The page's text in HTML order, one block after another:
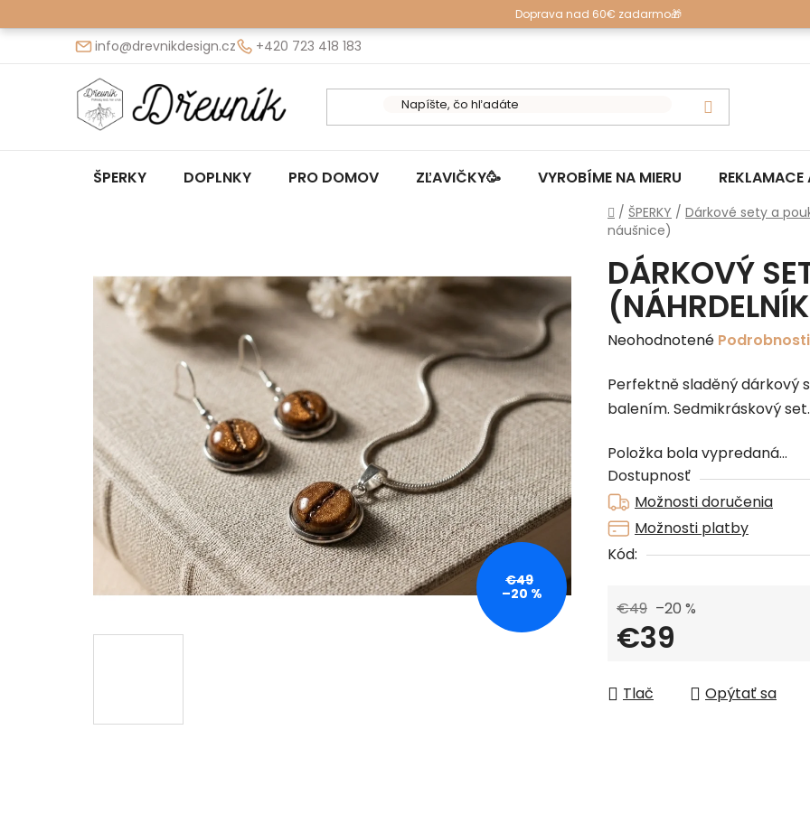
na
Doprava nad 60€ zadarmo🎁
info@drevnikdesign.cz +420 723 418 183
ŠPERKY DOPLNKY PRO DOMOV ZĽAVIČKY🥳 VYROBÍME NA MIERU
Domov
/ ŠPERKY / Dárkové sety a
náušnice)
DÁRKOVÝ
Priemerné
produktu
je
z
5
hviezdičiek.
Neohodnotené
Perfektně sladěný dárkový
balením. Sedmikráskový set.
Položka bola vypredaná…
Dostupnosť
Možnosti doručenia
Možnosti platby
Kód:
€49 –20 %
€39
Tlač
Opýtať sa
€49
–20 %